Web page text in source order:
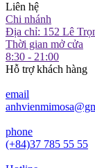
Liên hệ
Chi nhánh
Địa chỉ: 152 Lê
Thời gian mở cửa
8:30 - 21:00
Hỗ trợ khách hàng
email
phone
(+84)37 785 55 55